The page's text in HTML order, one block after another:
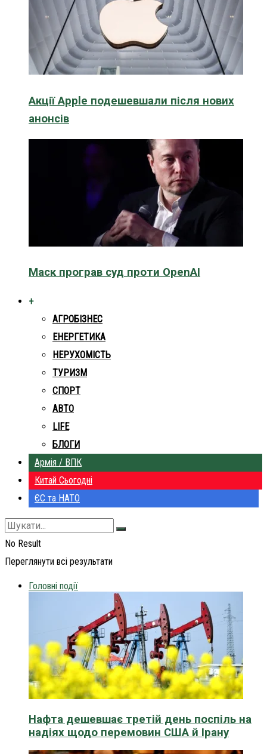
Акції Apple подешевшали після нових
анонсів
Маск програв суд проти OpenAI
+
АГРОБІЗНЕС
ЕНЕРГЕТИКА
НЕРУХОМІСТЬ
ТУРИЗМ
СПОРТ
АВТО
LIFE
БЛОГИ
Армія / ВПК
Китай Сьогодні
ЄС та НАТО
No Result
Переглянути всі результати
Головні події
Нафта дешевшає третій день поспіль на
надіях щодо перемовин США й Ірану